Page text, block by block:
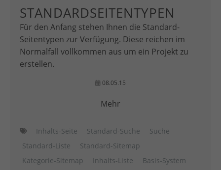
STANDARDSEITENTYPEN
Für den Anfang stehen Ihnen die Standard-
Seitentypen zur Verfügung. Diese reichen im
Normalfall vollkommen aus um ein Projekt zu
erstellen.
08.05.15
Mehr
Inhalts-Seite Standard-Suche
Suche
Standard-Liste
Standard-Sitemap
Kategorie-Sitemap
Inhalts-Liste
Basis-System